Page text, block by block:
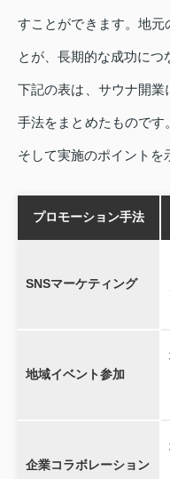
すことができます。地元
とが、長期的な成功につ
下記の表は、サウナ開
手法をまとめたものです
そして実施のポイントを
プロモーション手法
SNSマーケティング
地域イベント参加
企業コラボレーション